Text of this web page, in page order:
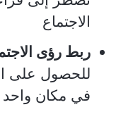
الاجتماع
ربط رؤى
للحصول على
في مكان واحد